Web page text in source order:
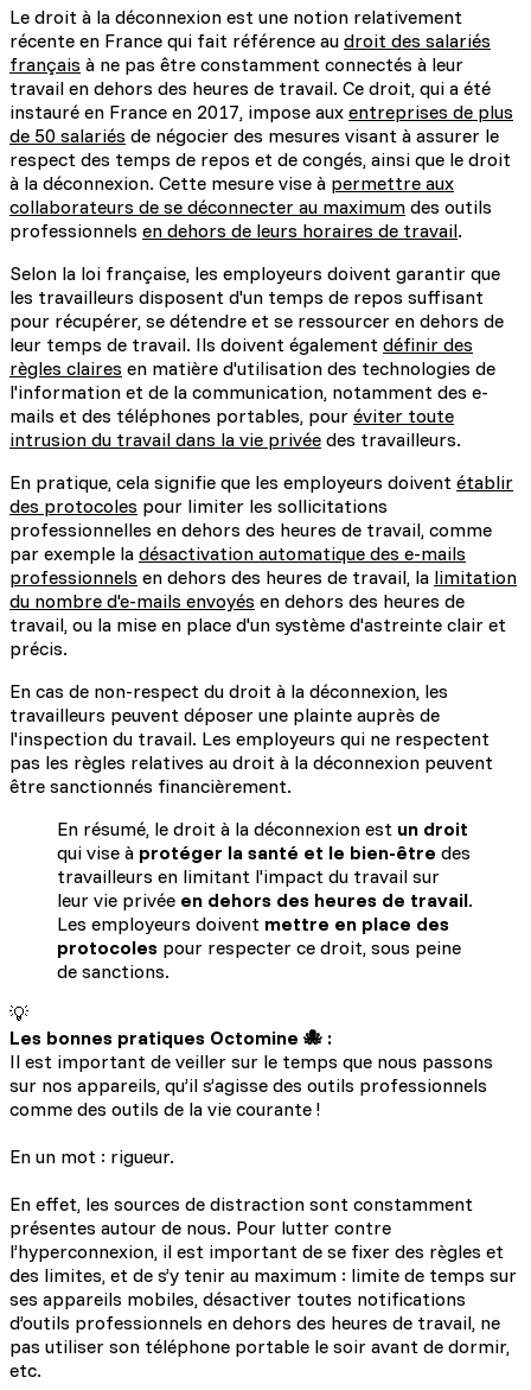
Le droit à la déconnexion est une notion relativement
récente en France qui fait référence au droit des salariés
français à ne pas être constamment connectés à leur
travail en dehors des heures de travail. Ce droit, qui a été
instauré en France en 2017, impose aux entreprises de plus
de 50 salariés de négocier des mesures visant à assurer le
respect des temps de repos et de congés, ainsi que le droit
à la déconnexion. Cette mesure vise à permettre aux
collaborateurs de se déconnecter au maximum des outils
professionnels en dehors de leurs horaires de travail.
Selon la loi française, les employeurs doivent garantir que
les travailleurs disposent d'un temps de repos suffisant
pour récupérer, se détendre et se ressourcer en dehors de
leur temps de travail. Ils doivent également définir des
règles claires en matière d'utilisation des technologies de
l'information et de la communication, notamment des e-
mails et des téléphones portables, pour éviter toute
intrusion du travail dans la vie privée des travailleurs.
En pratique, cela signifie que les employeurs doivent établir
des protocoles pour limiter les sollicitations
professionnelles en dehors des heures de travail, comme
par exemple la désactivation automatique des e-mails
professionnels en dehors des heures de travail, la limitation
du nombre d'e-mails envoyés en dehors des heures de
travail, ou la mise en place d'un système d'astreinte clair et
précis.
En cas de non-respect du droit à la déconnexion, les
travailleurs peuvent déposer une plainte auprès de
l'inspection du travail. Les employeurs qui ne respectent
pas les règles relatives au droit à la déconnexion peuvent
être sanctionnés financièrement.
En résumé, le droit à la déconnexion est un droit
qui vise à protéger la santé et le bien-être des
travailleurs en limitant l'impact du travail sur
leur vie privée en dehors des heures de travail.
Les employeurs doivent mettre en place des
protocoles pour respecter ce droit, sous peine
de sanctions.
💡
Les bonnes pratiques Octomine 🐙 :
Il est important de veiller sur le temps que nous passons
sur nos appareils, qu’il s’agisse des outils professionnels
comme des outils de la vie courante !
En un mot : rigueur.
En effet, les sources de distraction sont constamment
présentes autour de nous. Pour lutter contre
l’hyperconnexion, il est important de se fixer des règles et
des limites, et de s’y tenir au maximum : limite de temps sur
ses appareils mobiles, désactiver toutes notifications
d’outils professionnels en dehors des heures de travail, ne
pas utiliser son téléphone portable le soir avant de dormir,
etc.